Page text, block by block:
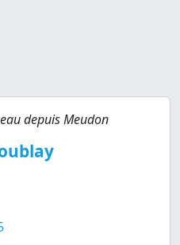
depuis Meudon